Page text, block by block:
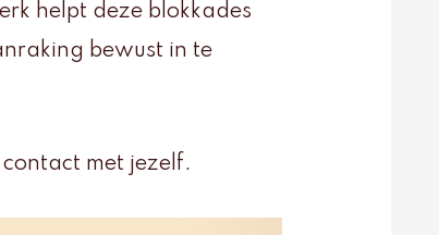
helpt deze blokkades
bewust in te
met jezelf.